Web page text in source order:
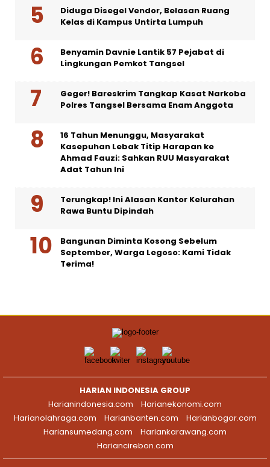
Diduga Disegel Vendor, Belasan Ruang
Kelas di Kampus Untirta Lumpuh
Benyamin Davnie Lantik 57 Pejabat di
Lingkungan Pemkot Tangsel
Geger! Bareskrim Tangkap Kasat Narkoba
Polres Tangsel Bersama Enam Anggota
16 Tahun Menunggu, Masyarakat
Kasepuhan Lebak Titip Harapan ke
Ahmad Fauzi: Sahkan RUU Masyarakat
Adat Tahun Ini
Terungkap! Ini Alasan Kantor Kelurahan
Rawa Buntu Dipindah
Bangunan Diminta Kosong Sebelum
September, Warga Legoso: Kami Tidak
Terima!
HARIAN INDONESIA GROUP
Harianindonesia.com
Harianekonomi.com
Harianolahraga.com
Harianbanten.com
Harianbogor.com
Hariansumedang.com
Hariankarawang.com
Hariancirebon.com